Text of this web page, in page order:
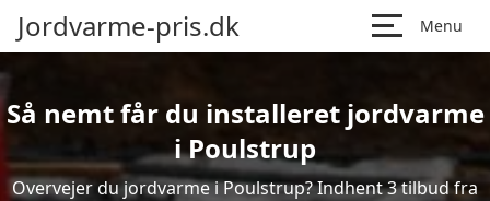
Jordvarme-pris.dk Menu
Så nemt får du installeret jordvarme
i Poulstrup
Overvejer du jordvarme i Poulstrup? Indhent 3 tilbud fra